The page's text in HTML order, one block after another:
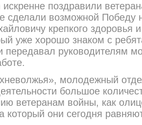
поздравили
сделали возможной
крепкого здоровья
уже хорошо знаком с
передавал руководителям
молодежный
большое
ветеранам войны, как
который они сегодня